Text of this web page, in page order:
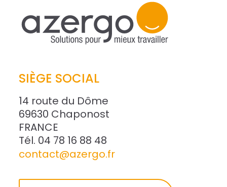
SIÈGE SOCIAL
14 route du Dôme
69630 Chaponost
FRANCE
Tél. 04 78 16 88 48
contact@azergo.fr